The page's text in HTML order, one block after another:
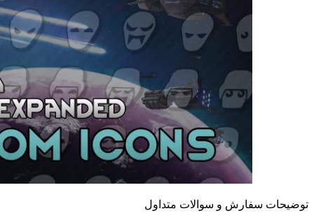
توضیحات سفارش و سوالات متداول